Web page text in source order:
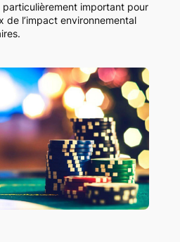
particulièrement important pour
de l’impact environnemental